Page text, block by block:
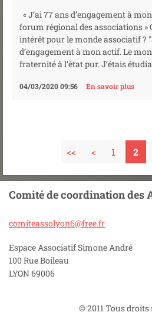
« J’ai 77 ans d’engagement à
forum régional des associations »
intérêt pour le monde associatif ?
d’engagement à mon actif. Le
fraternité à l’état pur. J’étais
04/03/2020 09:56 En savoir plus
<< < 1 2
Comité de coordination des
comiteassolyon6@free.fr
Espace Associatif Simone André
100 Rue Boileau
LYON 69006
© 2011 Tous droits